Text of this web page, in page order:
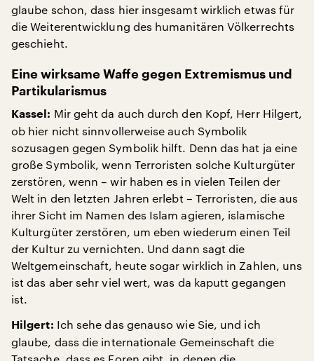
glaube schon, dass hier insgesamt wirklich etwas für
die Weiterentwicklung des humanitären Völkerrechts
geschieht.
Eine wirksame Waffe gegen Extremismus und
Partikularismus
Kassel: Mir geht da auch durch den Kopf, Herr Hilgert,
ob hier nicht sinnvollerweise auch Symbolik
sozusagen gegen Symbolik hilft. Denn das hat ja eine
große Symbolik, wenn Terroristen solche Kulturgüter
zerstören, wenn – wir haben es in vielen Teilen der
Welt in den letzten Jahren erlebt – Terroristen, die aus
ihrer Sicht im Namen des Islam agieren, islamische
Kulturgüter zerstören, um eben wiederum einen Teil
der Kultur zu vernichten. Und dann sagt die
Weltgemeinschaft, heute sogar wirklich in Zahlen, uns
ist das aber sehr viel wert, was da kaputt gegangen
ist.
Hilgert: Ich sehe das genauso wie Sie, und ich
glaube, dass die internationale Gemeinschaft die